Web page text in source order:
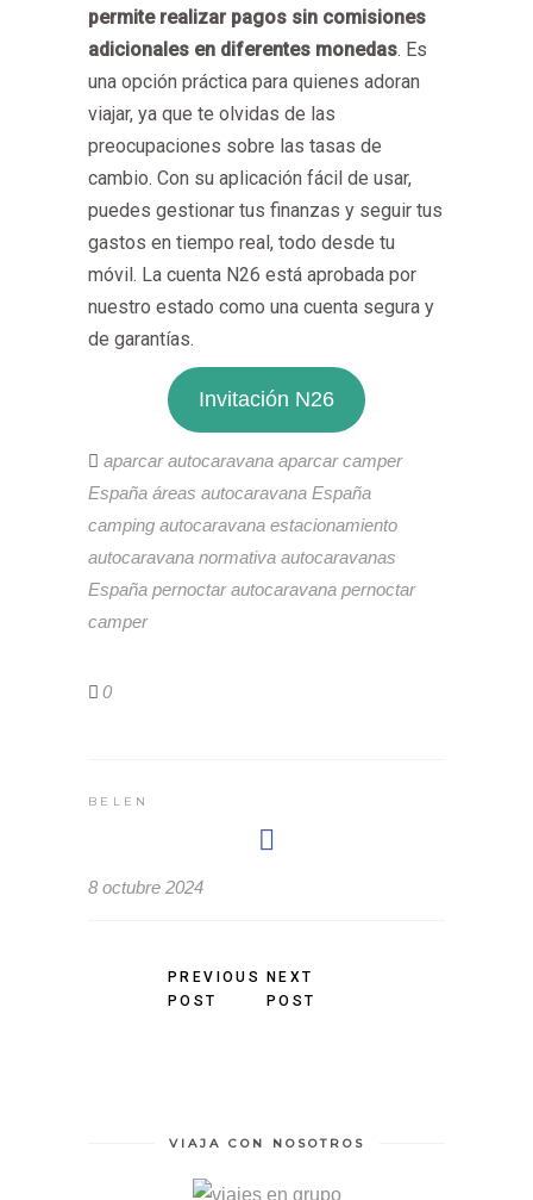
permite realizar pagos sin comisiones
adicionales en diferentes monedas. Es
una opción práctica para quienes adoran
viajar, ya que te olvidas de las
preocupaciones sobre las tasas de
cambio. Con su aplicación fácil de usar,
puedes gestionar tus finanzas y seguir tus
gastos en tiempo real, todo desde tu
móvil. La cuenta N26 está aprobada por
nuestro estado como una cuenta segura y
de garantías.
Invitación N26
aparcar autocaravana aparcar camper
España áreas autocaravana España
camping autocaravana estacionamiento
autocaravana normativa autocaravanas
España pernoctar autocaravana pernoctar
camper
0
BELEN
8 octubre 2024
PREVIOUS
POST
NEXT
POST
VIAJA CON NOSOTROS